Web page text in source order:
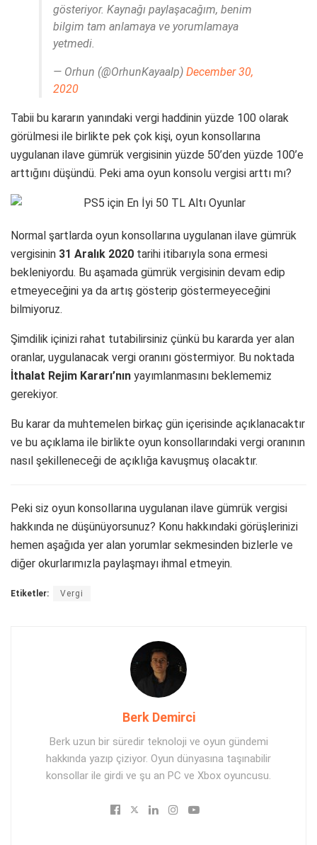
gösteriyor. Kaynağı paylaşacağım, benim
bilgim tam anlamaya ve yorumlamaya
yetmedi.
— Orhun (@OrhunKayaalp) December 30,
2020
Tabii bu kararın yanındaki vergi haddinin yüzde 100 olarak
görülmesi ile birlikte pek çok kişi, oyun konsollarına
uygulanan ilave gümrük vergisinin yüzde 50’den yüzde 100’e
arttığını düşündü. Peki ama oyun konsolu vergisi arttı mı?
Normal şartlarda oyun konsollarına uygulanan ilave gümrük
vergisinin 31 Aralık 2020 tarihi itibarıyla sona ermesi
bekleniyordu. Bu aşamada gümrük vergisinin devam edip
etmeyeceğini ya da artış gösterip göstermeyeceğini
bilmiyoruz.
Şimdilik içinizi rahat tutabilirsiniz çünkü bu kararda yer alan
oranlar, uygulanacak vergi oranını göstermiyor. Bu noktada
İthalat Rejim Kararı’nın yayımlanmasını beklememiz
gerekiyor.
Bu karar da muhtemelen birkaç gün içerisinde açıklanacaktır
ve bu açıklama ile birlikte oyun konsollarındaki vergi oranının
nasıl şekilleneceği de açıklığa kavuşmuş olacaktır.
Peki siz oyun konsollarına uygulanan ilave gümrük vergisi
hakkında ne düşünüyorsunuz? Konu hakkındaki görüşlerinizi
hemen aşağıda yer alan yorumlar sekmesinden bizlerle ve
diğer okurlarımızla paylaşmayı ihmal etmeyin.
Etiketler: Vergi
Berk Demirci
Berk uzun bir süredir teknoloji ve oyun gündemi
hakkında yazıp çiziyor. Oyun dünyasına taşınabilir
konsollar ile girdi ve şu an PC ve Xbox oyuncusu.